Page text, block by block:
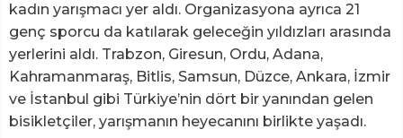
kadın yarışmacı yer aldı. Organizasyona ayrıca 21
genç sporcu da katılarak geleceğin yıldızları arasında
yerlerini aldı. Trabzon, Giresun, Ordu, Adana,
Kahramanmaraş, Bitlis, Samsun, Düzce, Ankara, İzmir
ve İstanbul gibi Türkiye’nin dört bir yanından gelen
bisikletçiler, yarışmanın heyecanını birlikte yaşadı.